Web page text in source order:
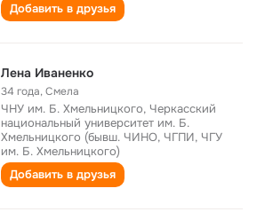
Добавить в друзья
Лена Иваненко
34 года,Смела
ЧНУ им. Б. Хмельницкого, Черкасский
национальный университет им. Б.
Хмельницкого (бывш. ЧИНО, ЧГПИ, ЧГУ
им. Б. Хмельницкого)
Добавить в друзья